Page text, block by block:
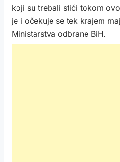
koji su trebali stići tokom
je i očekuje se tek krajem
Ministarstva odbrane BiH.